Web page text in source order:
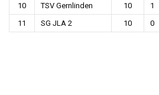
10 TSV Gernlinden 10 1
11
SG JLA 2 10 0